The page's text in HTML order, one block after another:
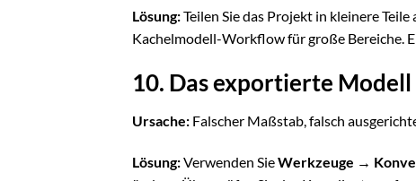
Lösung:Teilen Sie das Projekt in kleinere
Kachelmodell-Workflow für große Bereiche.
10. Das exportierte
Ursache: Falscher Maßstab, falsch
Lösung:Verwenden SieWerkzeuge →